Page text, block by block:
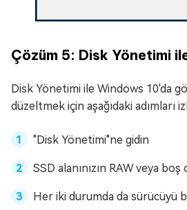
Çözüm 5: Disk Yönetimi
Disk Yönetimi ile Windows 10'da
düzeltmek için aşağıdaki adımları
"Disk Yönetimi"ne gidin
SSD alanınızın RAW veya boş
Her iki durumda da sürücüyü